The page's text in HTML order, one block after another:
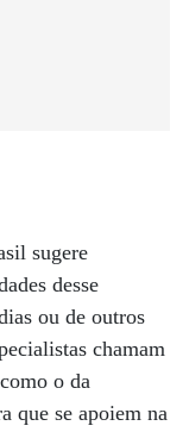
sugere
desse
ou de outros
chamam
o da
que se apoiem na